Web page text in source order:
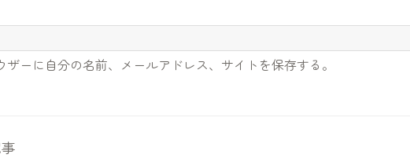
ーに自分の名前、メールアドレス、サイトを保存する。